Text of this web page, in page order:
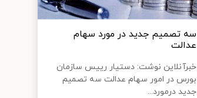
سه تصمیم جدید در مورد سهام
عدالت
خبرآنلاین نوشت: دستیار رییس سازمان
بورس در امور سهام عدالت سه تصمیم
جدید درمورد...